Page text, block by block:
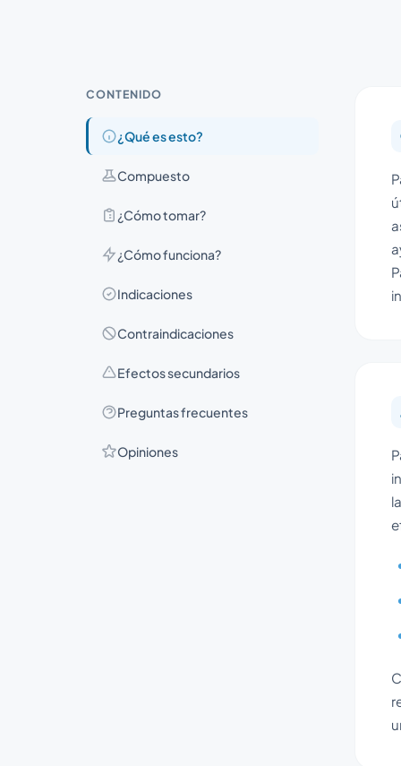
CONTENIDO
¿Qué es esto?
Compuesto
¿Cómo tomar?
¿Cómo funciona?
Indicaciones
Contraindicaciones
Efectos secundarios
Preguntas frecuentes
Opiniones